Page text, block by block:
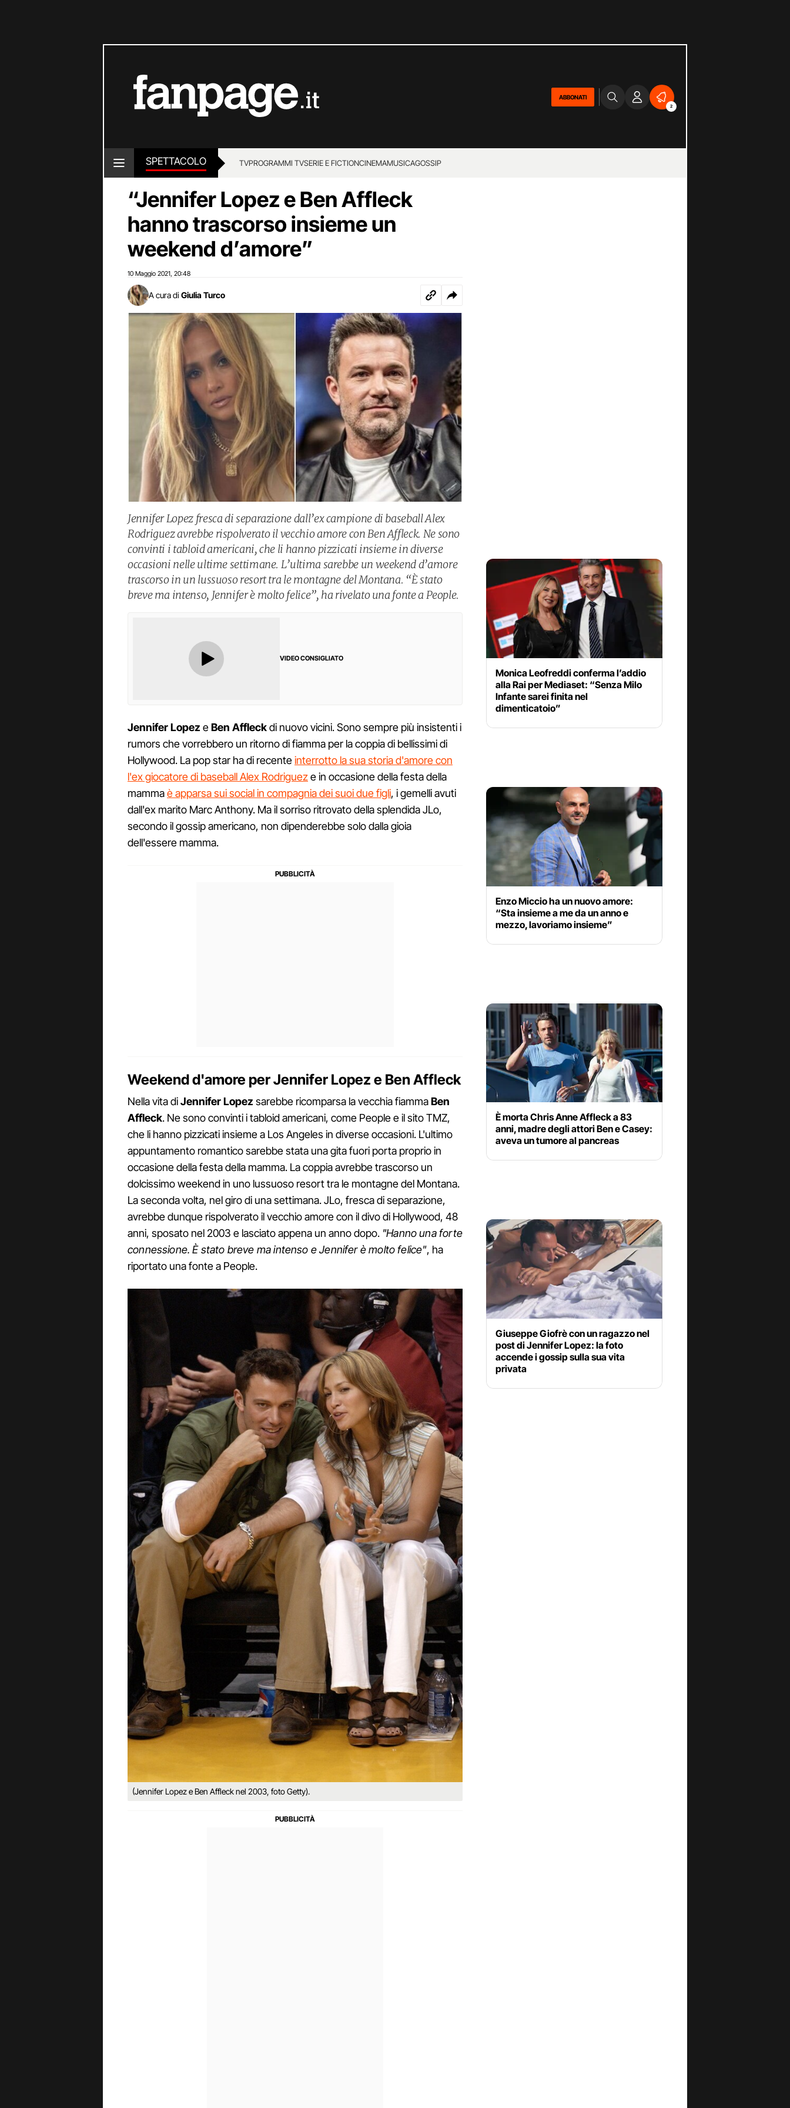
ABBONATI
2
SPETTACOLO TVPROGRAMMI TVSERIE E FICTIONCINEMAMUSICAGOSSIP
“Jennifer Lopez e Ben Affleck
hanno trascorso insieme un
weekend d’amore”
10 Maggio 2021 20:48
A cura di Giulia Turco
Jennifer Lopez fresca di separazione dall’ex campione di baseball Alex
Rodriguez avrebbe rispolverato il vecchio amore con Ben Affleck. Ne sono
convinti i tabloid americani, che li hanno pizzicati insieme in diverse
occasioni nelle ultime settimane. L’ultima sarebbe un weekend d’amore
trascorso in un lussuoso resort tra le montagne del Montana. “È stato
breve ma intenso, Jennifer è molto felice”, ha rivelato una fonte a People.
VIDEO CONSIGLIATO
Jennifer Lopez eBen Affleckdi nuovo vicini. Sono sempre più insistenti i
rumors che vorrebbero un ritorno di fiamma per la coppia di bellissimi di
Hollywood. La pop star ha di recenteinterrotto la sua storia d'amore con
l'ex giocatore di baseball Alex Rodrigueze in occasione della festa della
mammaè apparsa sui social in compagnia dei suoi due figli, i gemelli avuti
dall'ex marito Marc Anthony. Ma il sorriso ritrovato della splendida JLo,
secondo il gossip americano, non dipenderebbe solo dalla gioia
dell'essere mamma.
Weekend d'amore per Jennifer Lopez e Ben Affleck
Nella vita diJennifer Lopez sarebbe ricomparsa la vecchia fiammaBen
Affleck. Ne sono convinti i tabloid americani, come People e il sito TMZ,
che li hanno pizzicati insieme a Los Angeles in diverse occasioni. L'ultimo
appuntamento romantico sarebbe stata una gita fuori porta proprio in
occasione della festa della mamma. La coppia avrebbe trascorso un
dolcissimo weekend in uno lussuoso resort tra le montagne del Montana.
La seconda volta, nel giro di una settimana. JLo, fresca di separazione,
avrebbe dunque rispolverato il vecchio amore con il divo di Hollywood, 48
anni, sposato nel 2003 e lasciato appena un anno dopo. "Hanno una forte
connessione. È stato breve ma intenso e Jennifer è molto felice", ha
riportato una fonte a People.
(Jennifer Lopez e Ben Affleck nel 2003, foto Getty).
Monica Leofreddi conferma l’addio
alla Rai per Mediaset: “Senza Milo
Infante sarei finita nel
dimenticatoio”
Enzo Miccio ha un nuovo amore:
“Sta insieme a me da un anno e
mezzo, lavoriamo insieme”
È morta Chris Anne Affleck a 83
anni, madre degli attori Ben e Casey:
aveva un tumore al pancreas
Giuseppe Giofrè con un ragazzo nel
post di Jennifer Lopez: la foto
accende i gossip sulla sua vita
privata